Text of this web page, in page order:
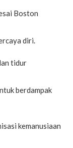
Boston
diri.
tidur
berdampak
kemanusiaan